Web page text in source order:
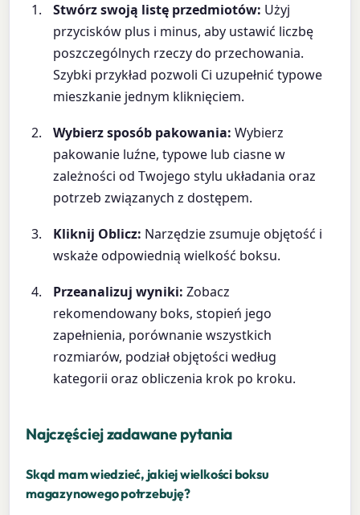
Stwórz swoją listę przedmiotów: Użyj
przycisków plus i minus, aby ustawić liczbę
poszczególnych rzeczy do przechowania.
Szybki przykład pozwoli Ci uzupełnić typowe
mieszkanie jednym kliknięciem.
Wybierz sposób pakowania: Wybierz
pakowanie luźne, typowe lub ciasne w
zależności od Twojego stylu układania oraz
potrzeb związanych z dostępem.
Kliknij Oblicz: Narzędzie zsumuje objętość i
wskaże odpowiednią wielkość boksu.
Przeanalizuj wyniki: Zobacz
rekomendowany boks, stopień jego
zapełnienia, porównanie wszystkich
rozmiarów, podział objętości według
kategorii oraz obliczenia krok po kroku.
Najczęściej zadawane pytania
Skąd mam wiedzieć, jakiej wielkości boksu
magazynowego potrzebuję?